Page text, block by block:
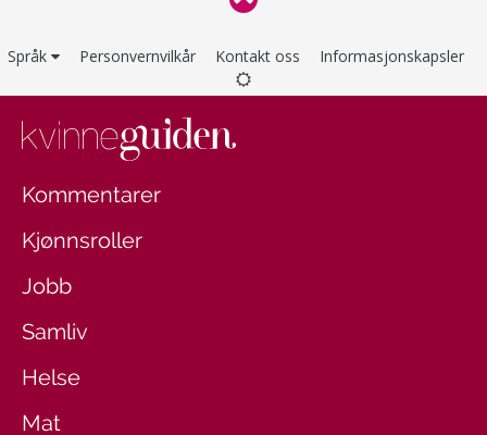
Språk Personvernvilkår Kontakt oss Informasjonskapsler
Kommentarer
Kjønnsroller
Jobb
Samliv
Helse
Mat